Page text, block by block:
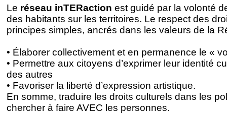
Le réseau inTERaction est guidé par la volonté
des habitants sur les territoires. Le respect des
principes simples, ancrés dans les valeurs de la
• Élaborer collectivement et en permanence le «
• Permettre aux citoyens d’exprimer leur identité
des autres
• Favoriser la liberté d’expression artistique.
En somme, traduire les droits culturels dans les
chercher à faire AVEC les personnes.